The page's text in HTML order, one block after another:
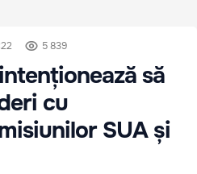
5 839
să
cu
SUA și